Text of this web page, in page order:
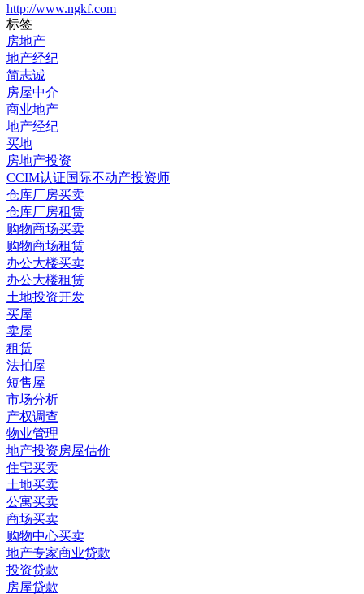
http://www.ngkf.com
标签
房地产
地产经纪
简志诚
房屋中介
商业地产
地产经纪
买地
房地产投资
CCIM认证国际不动产投资师
仓库厂房买卖
仓库厂房租赁
购物商场买卖
购物商场租赁
办公大楼买卖
办公大楼租赁
土地投资开发
买屋
卖屋
租赁
法拍屋
短售屋
市场分析
产权调查
物业管理
地产投资房屋估价
住宅买卖
土地买卖
公寓买卖
商场买卖
购物中心买卖
地产专家商业贷款
投资贷款
房屋贷款